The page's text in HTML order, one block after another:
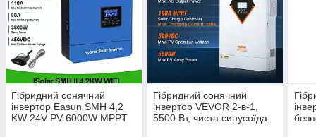
Гібридний сонячний
інвертор Easun SMH 4,2
KW 24V PV 6000W MPPT
Гібридний сонячний
інвертор VEVOR 2-в-1,
5500 Вт, чиста синусоїда